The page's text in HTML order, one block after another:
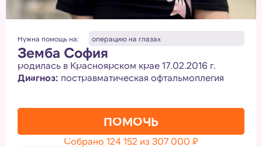
Нужна помощь на: операцию на глазах
Земба София
родилась в Красноярском крае 17.02.2016 г.
Диагноз: постравматическая офтальмоплегия
ПОМОЧЬ
Собрано 124 152 из 307 000 ₽